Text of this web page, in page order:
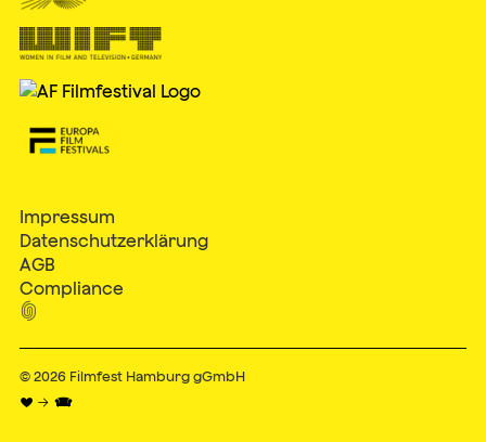
Impressum
Datenschutzerklärung
AGB
Compliance

© 2026 Filmfest Hamburg gGmbH
♥ → 